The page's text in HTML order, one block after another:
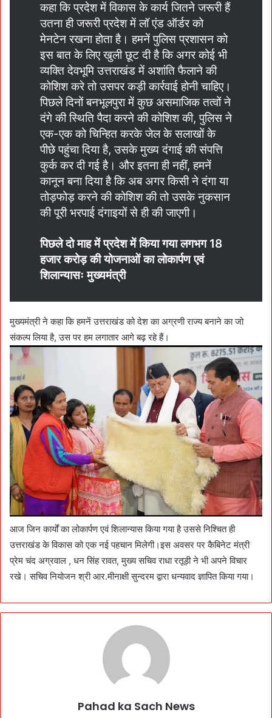
कहा कि प्रदेश में विकास के कार्य जितने जरूरी हैं
उतना ही जरूरी प्रदेश में लॉ एंड ऑर्डर को
मेनटेन रखना होता है। हमनें पुलिस प्रशासन को
इस बात के लिए खुली छूट दी है कि अगर कोई भी
व्यक्ति देवभूमि उत्तराखंड में अशांति फैलाने की
कोशिश करे तो उसपर कड़ी कार्रवाई होनी चाहिए।
पिछले दिनों बनभूलपुरा में कुछ असमाजिक तत्वों ने
दंगे की स्थिति पैदा करने की कोशिश की, पुलिस ने
एक-एक को चिन्हित करके जेल के सलाखों के
पीछे पहुंचा दिया है, उसके मुख्य दंगाई की संपत्ति
कुर्क कर दी गई है। और इतना ही नहीं, हमनें
कानून बना दिया है कि अब अगर किसी ने दंगा या
तोड़फोड़ करने की कोशिश की तो उसके नुकसान
की पूरी भरपाई दंगाइयों से ही की जाएगी।
पिछले दो माह में प्रदेश में किया गया लगभग 18
हजार करोड़ की योजनाओं का लोकार्पण एवं
शिलान्यासः मुख्यमंत्री
मुख्यमंत्री ने कहा कि हमनें उत्तराखंड को देश का अग्रणी राज्य बनाने का जो
संकल्प लिया है, उस पर हम लगातार आगे बढ़ रहे हैं।
आज जिन कार्यों का लोकार्पण एवं शिलान्यास किया गया है उससे निश्चित ही
उत्तराखंड के विकास को एक नई पहचान मिलेगी।इस अवसर पर कैबिनेट मंत्री
प्रेम चंद अग्रवाल , धन सिंह रावत, मुख्य सचिव राधा रतूड़ी ने भी अपने विचार
रखे। सचिव नियोजन श्री आर.मीनाक्षी सुन्दरम द्वारा धन्यवाद ज्ञापित किया गया।
Pahad ka Sach News